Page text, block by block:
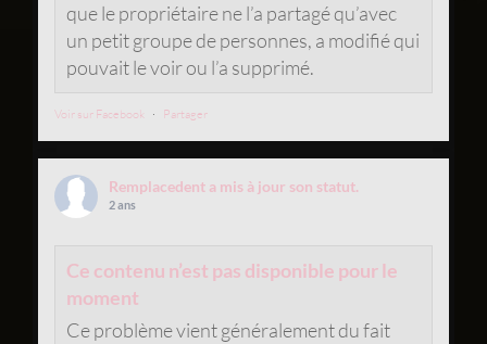
que le propriétaire ne l’a partagé qu’avec
un petit groupe de personnes, a modifié qui
pouvait le voir ou l’a supprimé.
Voir sur Facebook · Partager
Remplacedent a mis à jour son statut.
2 ans
Ce contenu n’est pas disponible pour le
moment
Ce problème vient généralement du fait